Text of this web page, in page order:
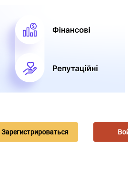
Зарегистрироваться